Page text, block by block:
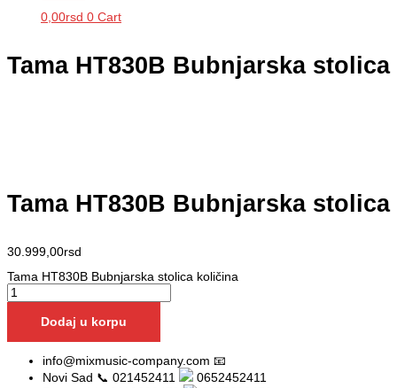
0,00rsd 0 Cart
Tama HT830B Bubnjarska stolica
Tama HT830B Bubnjarska stolica
30.999,00rsd
Tama HT830B Bubnjarska stolica količina
Dodaj u korpu
info@mixmusic-company.com 📧
Novi Sad 📞 021452411
0652452411